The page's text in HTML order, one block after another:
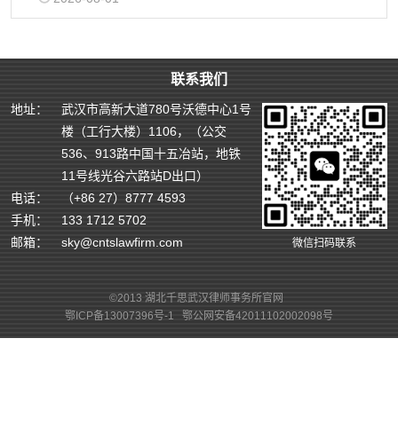
联系我们
地址：
武汉市高新大道780号沃德中心1号
楼（工行大楼）1106，（公交
536、913路中国十五冶站，地铁
11号线光谷六路站D出口）
电话：
（+86 27）8777 4593
手机：
133 1712 5702
邮箱：
sky@cntslawfirm.com 微信扫码联系
©2013 湖北千思武汉律师事务所官网
鄂ICP备13007396号-1
鄂公网安备42011102002098号